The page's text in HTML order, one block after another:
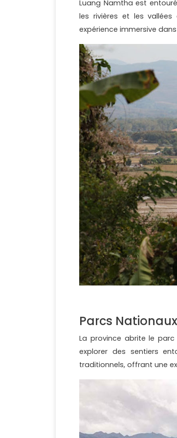
Luang Namtha est
les rivières et les
expérience immersive
Parcs Nationaux
La province abrite le
explorer des sentiers
traditionnels, offrant une